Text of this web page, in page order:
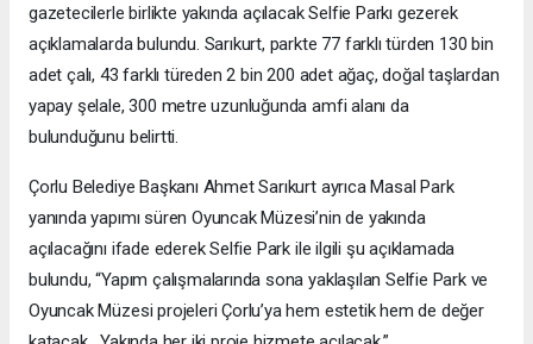
gazetecilerle birlikte yakında açılacak Selfie Parkı gezerek
açıklamalarda bulundu. Sarıkurt, parkte 77 farklı türden 130 bin
adet çalı, 43 farklı türeden 2 bin 200 adet ağaç, doğal taşlardan
yapay şelale, 300 metre uzunluğunda amfi alanı da
bulunduğunu belirtti.
Çorlu Belediye Başkanı Ahmet Sarıkurt ayrıca Masal Park
yanında yapımı süren Oyuncak Müzesi’nin de yakında
açılacağını ifade ederek Selfie Park ile ilgili şu açıklamada
bulundu, “Yapım çalışmalarında sona yaklaşılan Selfie Park ve
Oyuncak Müzesi projeleri Çorlu’ya hem estetik hem de değer